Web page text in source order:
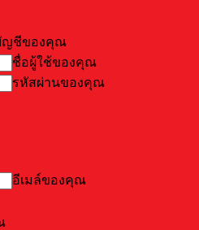
ญชีของคุณ
ชื่อผู้ใช้ของคุณ
รหัสผ่านของคุณ
อีเมล์ของคุณ